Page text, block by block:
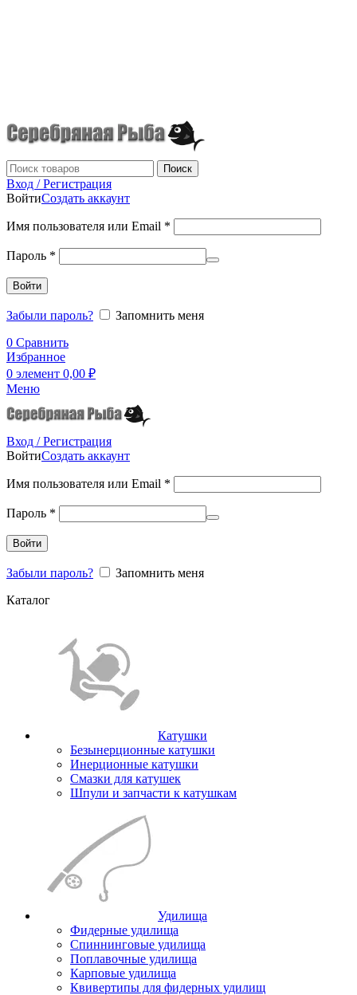
Поиск
Вход / Регистрация
ВойтиСоздать аккаунт
Имя пользователя или Email *
Пароль *
Войти
Забыли пароль?
Запомнить меня
0 Сравнить
Избранное
0 элемент 0,00 ₽
Меню
Вход / Регистрация
ВойтиСоздать аккаунт
Имя пользователя или Email *
Пароль *
Войти
Забыли пароль?
Запомнить меня
Каталог
Катушки
Безынерционные катушки
Инерционные катушки
Смазки для катушек
Шпули и запчасти к катушкам
Удилища
Фидерные удилища
Спиннинговые удилища
Поплавочные удилища
Карповые удилища
Квивертипы для фидерных удилищ